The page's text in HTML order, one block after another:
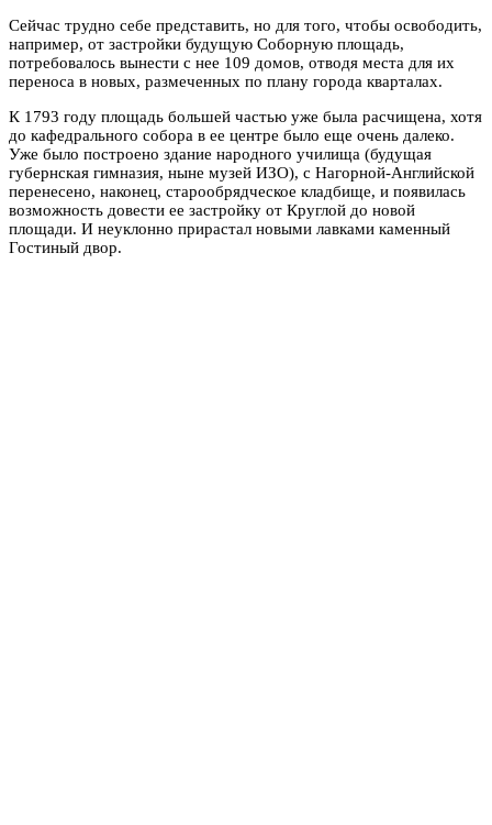
Сейчас трудно себе представить, но для того, чтобы освободить,
например, от застройки будущую Соборную площадь,
потребовалось вынести с нее 109 домов, отводя места для их
переноса в новых, размеченных по плану города кварталах.
К 1793 году площадь большей частью уже была расчищена, хотя
до кафедрального собора в ее центре было еще очень далеко.
Уже было построено здание народного училища (будущая
губернская гимназия, ныне музей ИЗО), с Нагорной-Английской
перенесено, наконец, старообрядческое кладбище, и появилась
возможность довести ее застройку от Круглой до новой
площади. И неуклонно прирастал новыми лавками каменный
Гостиный двор.